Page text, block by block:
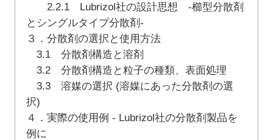
2.2.1 Lubrizol社の設計思想 -櫛型分散剤
とシングルタイプ分散剤-
３．分散剤の選択と使用方法
3.1 分散剤構造と溶剤
3.2 分散剤構造と粒子の種類、表面処理
3.3 溶媒の選択 (溶媒にあった分散剤の選
択)
４．実際の使用例 - Lubrizol社の分散剤製品を
例に